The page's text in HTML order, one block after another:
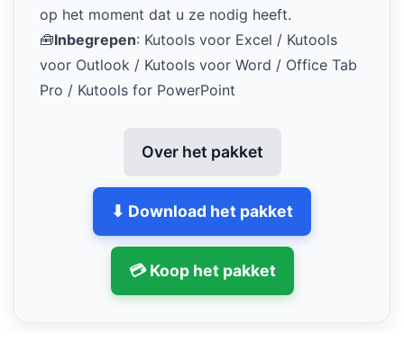
op het moment dat u ze nodig heeft.
🧰Inbegrepen: Kutools voor Excel / Kutools
voor Outlook / Kutools voor Word / Office Tab
Pro / Kutools for PowerPoint
Over het pakket
⬇ Download het pakket
💳 Koop het pakket